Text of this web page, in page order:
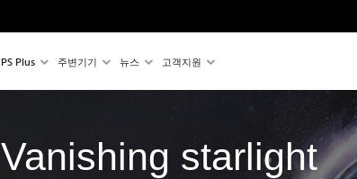
PS Plus 주변기기 뉴스 고객지원
Vanishing starlight